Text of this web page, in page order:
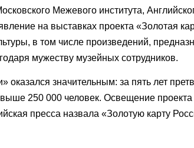
Межевого института,
на выставках проекта «Золотая
в том числе произведений,
мужеству музейных сотрудников.
значительным: за пять лет
250 000 человек. Освещение проекта
пресса назвала «Золотую карту